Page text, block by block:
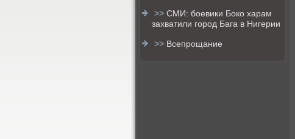
>> СМИ: боевики Боко харам
захватили город Бага в Нигерии
>> Всепрощание